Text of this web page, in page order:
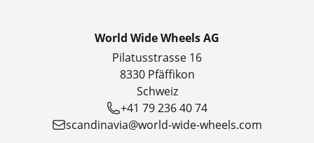
World Wide Wheels AG
Pilatusstrasse 16
8330 Pfäffikon
Schweiz
+41 79 236 40 74
scandinavia@world-wide-wheels.com